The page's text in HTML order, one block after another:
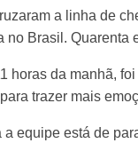
a linha de
no Brasil. Quarenta
horas da manhã,
trazer mais
equipe está de